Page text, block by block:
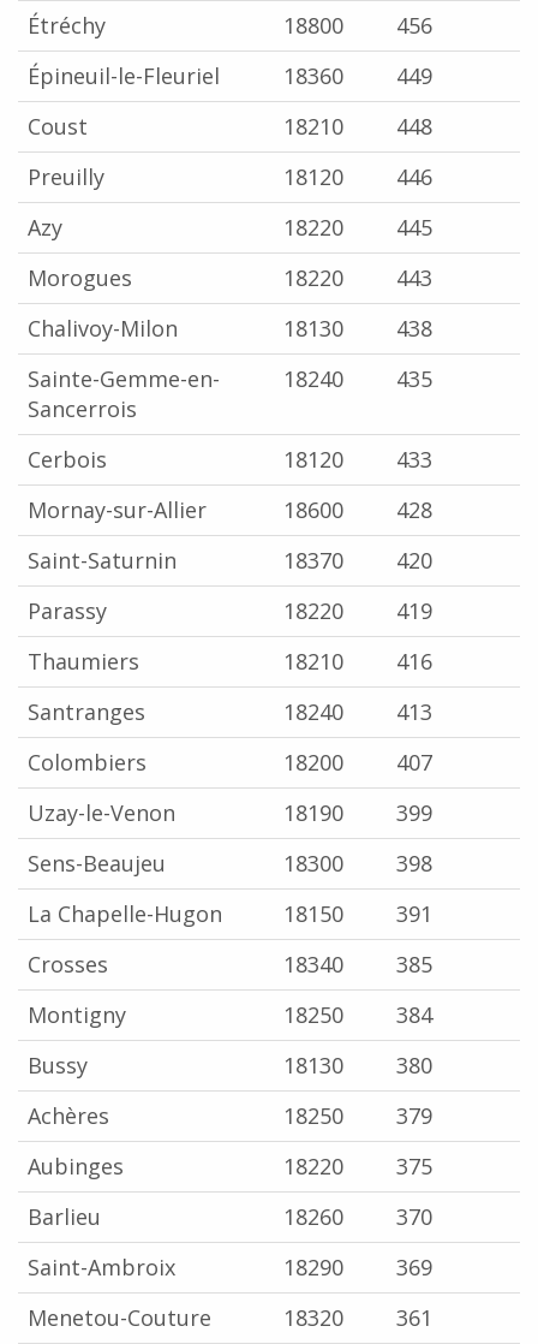
Étréchy 18800
456
Épineuil-le-Fleuriel
18360
449
Coust
18210
448
Preuilly
18120
446
Azy
18220
445
Morogues
18220
443
Chalivoy-Milon
18130
438
Sainte-Gemme-en-
Sancerrois
18240 435
Cerbois 18120
433
Mornay-sur-Allier
18600
428
Saint-Saturnin
18370
420
Parassy
18220
419
Thaumiers
18210
416
Santranges
18240
413
Colombiers
18200
407
Uzay-le-Venon
18190
399
Sens-Beaujeu
18300
398
La Chapelle-Hugon
18150
391
Crosses
18340
385
Montigny
18250
384
Bussy
18130
380
Achères
18250
379
Aubinges
18220
375
Barlieu
18260
370
Saint-Ambroix
18290
369
Menetou-Couture
18320
361